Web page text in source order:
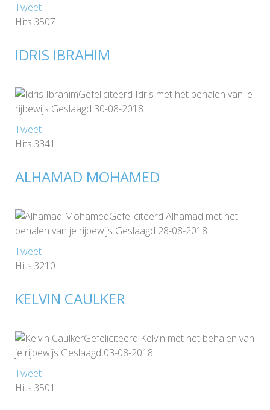
Tweet
Hits:3507
IDRIS IBRAHIM
Gefeliciteerd Idris met het behalen van je
rijbewijs Geslaagd 30-08-2018
Tweet
Hits:3341
ALHAMAD MOHAMED
Gefeliciteerd Alhamad met het
behalen van je rijbewijs Geslaagd 28-08-2018
Tweet
Hits:3210
KELVIN CAULKER
Gefeliciteerd Kelvin met het behalen van
je rijbewijs Geslaagd 03-08-2018
Tweet
Hits:3501